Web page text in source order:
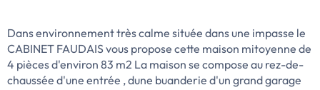
Dans environnement très calme située dans une impasse le
CABINET FAUDAIS vous propose cette maison mitoyenne de
4 pièces d'environ 83 m2 La maison se compose au rez-de-
chaussée d'une entrée , dune buanderie d'un grand garage